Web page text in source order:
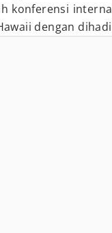
konferensi
dengan